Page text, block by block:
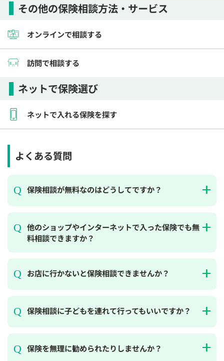
その他の保険相談方法・サービス
オンラインで相談する
訪問で相談する
ネットで保険選び
ネットで入れる保険を探す
よくある質問
保険相談が無料なのはどうしてですか？
他のショップやインターネットで入った保険でも無
料相談できますか？
お店に行かないと保険相談できませんか？
保険相談に子どもを連れて行ってもいいですか？
保険を無理に勧められたりしませんか？